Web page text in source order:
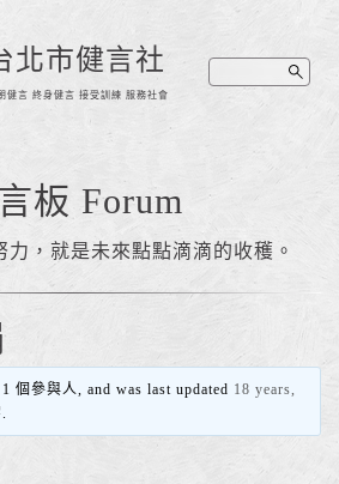
北市健言社
健言 終身健言 接受訓練 服務社會
板 Forum
力，就是未來點點滴滴的收穫。
個參與人, and was last updated 18 years,
.